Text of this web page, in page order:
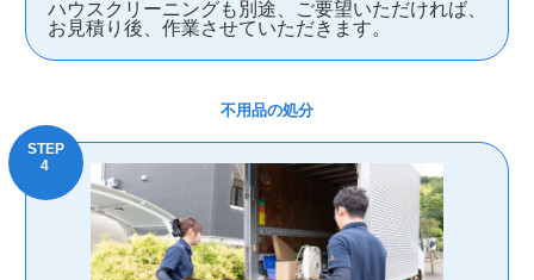
ハウスクリーニングも別途、ご要望いただければ、
お見積り後、作業させていただきます。
不用品の処分